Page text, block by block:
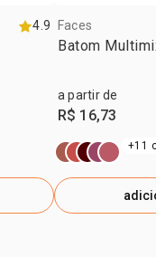
4.9 Faces
Batom
a partir de
R$ 16,73
+11